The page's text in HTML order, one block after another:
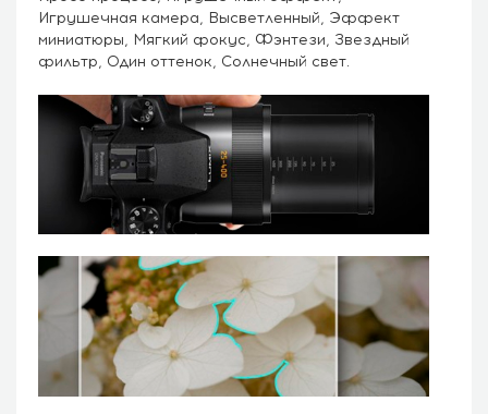
Игрушечная камера, Высветленный, Эффект
миниатюры, Мягкий фокус, Фэнтези, Звездный
фильтр, Один оттенок, Солнечный свет.